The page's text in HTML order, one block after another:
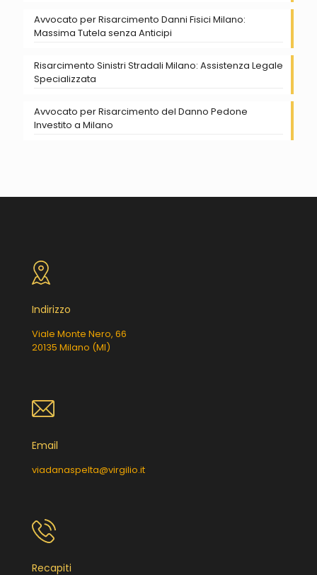
Avvocato per Risarcimento Danni Fisici Milano:
Massima Tutela senza Anticipi
Risarcimento Sinistri Stradali Milano: Assistenza Legale
Specializzata
Avvocato per Risarcimento del Danno Pedone
Investito a Milano
Indirizzo
Viale Monte Nero, 66
20135 Milano (MI)
Email
viadanaspelta@virgilio.it
Recapiti